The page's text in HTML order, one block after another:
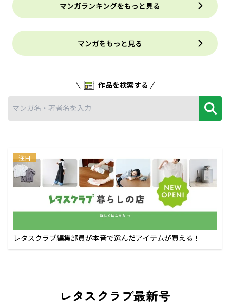
マンガランキングをもっと見る
マンガをもっと見る
作品を検索する
注目
レタスクラブ編集部員が本音で選んだアイテムが買える！
レタスクラブ最新号